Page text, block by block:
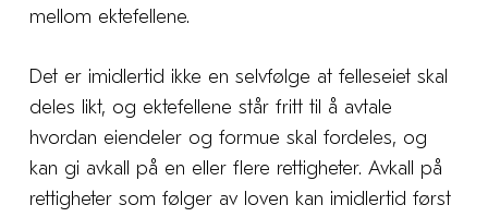
mellom ektefellene.
Det er imidlertid ikke en selvfølge at felleseiet skal
deles likt, og ektefellene står fritt til å avtale
hvordan eiendeler og formue skal fordeles, og
kan gi avkall på en eller flere rettigheter. Avkall på
rettigheter som følger av loven kan imidlertid først